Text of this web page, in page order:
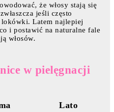
że włosy stają się
jeśli często
Latem najlepiej
i postawić na naturalne fale
włosów.
w pielęgnacji
Lato